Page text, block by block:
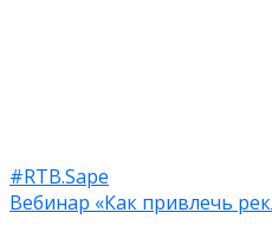
#RTB.Sape
Вебинар «Как привлечь